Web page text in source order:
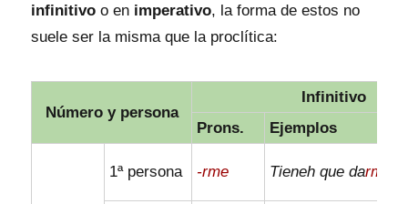
infinitivo o en imperativo, la forma de estos no
suele ser la misma que la proclítica:
Número y persona
Infinitivo
Prons.
Ejemplos
1ª persona -rme Tieneh que darme